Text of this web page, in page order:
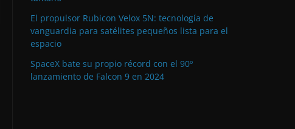
El propulsor Rubicon Velox 5N: tecnología de
vanguardia para satélites pequeños lista para el
espacio
SpaceX bate su propio récord con el 90º
lanzamiento de Falcon 9 en 2024